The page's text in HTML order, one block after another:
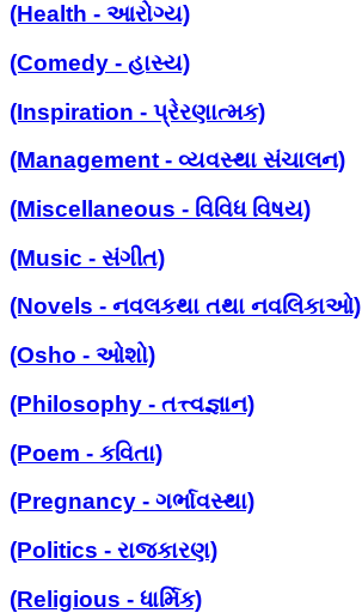
(Health - આરોગ્ય)
(Comedy - હાસ્ય)
(Inspiration - પ્રેરણાત્મક)
(Management - વ્યવસ્થા સંચાલન)
(Miscellaneous - વિવિધ વિષય)
(Music - સંગીત)
(Novels - નવલકથા તથા નવલિકાઓ)
(Osho - ઓશો)
(Philosophy - તત્ત્વજ્ઞાન)
(Poem - કવિતા)
(Pregnancy - ગર્ભાવસ્થા)
(Politics - રાજકારણ)
(Religious - ધાર્મિક)